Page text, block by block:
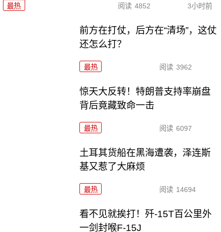
最热 阅读 4852 3小时前
前方在打仗，后方在“清场”，这仗
还怎么打？
最热 阅读 3962
惊天大反转！特朗普支持率崩盘
背后竟藏致命一击
最热 阅读 6097
土耳其货船在黑海遭袭，泽连斯
基又惹了大麻烦
最热 阅读 14694
看不见就挨打！歼-15T百公里外
一剑封喉F-15J